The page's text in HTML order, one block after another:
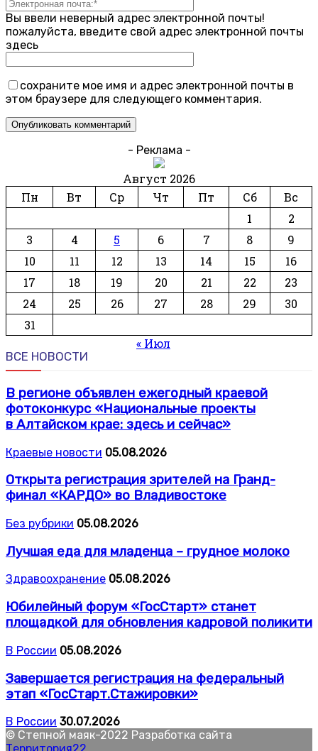
Вы ввели неверный адрес электронной почты!
пожалуйста, введите свой адрес электронной почты
здесь
сохраните мое имя и адрес электронной почты в
этом браузере для следующего комментария.
- Реклама -
Август 2026
Пн
Вт Ср Чт Пт Сб
Вс
1
2
3
4 5 6 7 8
9
10
11 12 13 14 15
16
17
18 19 20 21 22
23
24
25 26 27 28 29
30
31
« Июл
ВСЕ НОВОСТИ
В регионе объявлен ежегодный краевой
фотоконкурс «Национальные проекты
в Алтайском крае: здесь и сейчас»
Краевые новости 05.08.2026
Открыта регистрация зрителей на Гранд-
финал «КАРДО» во Владивостоке
Без рубрики 05.08.2026
Лучшая еда для младенца – грудное молоко
Здравоохранение 05.08.2026
Юбилейный форум «ГосСтарт» станет
площадкой для обновления кадровой поликити
В России 05.08.2026
Завершается регистрация на федеральный
этап «ГосСтарт.Стажировки»
В России 30.07.2026
© Степной маяк-2022 Разработка сайта